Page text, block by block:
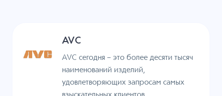
AVC
AVC сегодня – это более десяти тысяч
наименований изделий,
удовлетворяющих запросам самых